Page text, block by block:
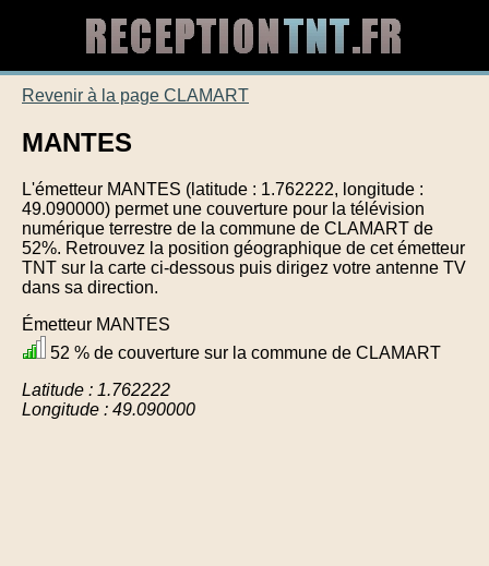
Revenir à la page CLAMART
MANTES
L'émetteur MANTES (latitude : 1.762222, longitude :
49.090000) permet une couverture pour la télévision
numérique terrestre de la commune de CLAMART de
52%. Retrouvez la position géographique de cet émetteur
TNT sur la carte ci-dessous puis dirigez votre antenne TV
dans sa direction.
Émetteur MANTES
52 % de couverture sur la commune de CLAMART
Latitude : 1.762222
Longitude : 49.090000